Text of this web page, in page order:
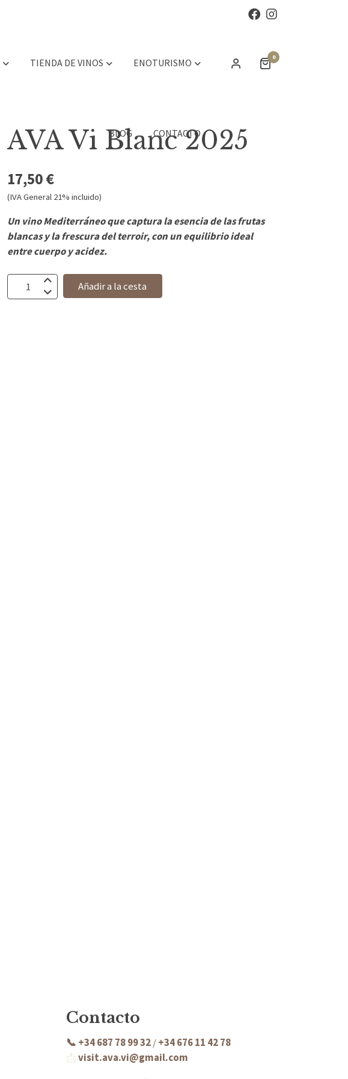
TIENDA DE VINOS ENOTURISMO
BLOG CONTACTO
0
AVA Vi Blanc 2025
17,50 €
(IVA General 21% incluido)
Un vino Mediterráneo que captura la esencia de las frutas
blancas y la frescura del terroir, con un equilibrio ideal
entre cuerpo y acidez.
Añadir a la cesta
Contacto
📞 +34 687 78 99 32/+34 676 11 42 78
📩 visit.ava.vi@gmail.com